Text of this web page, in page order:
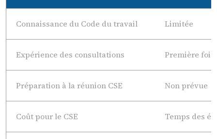
Connaissance du Code du travail Limitée
Expérience des consultations Première fois
Préparation à la réunion CSE Non prévue
Coût pour le CSE Temps des